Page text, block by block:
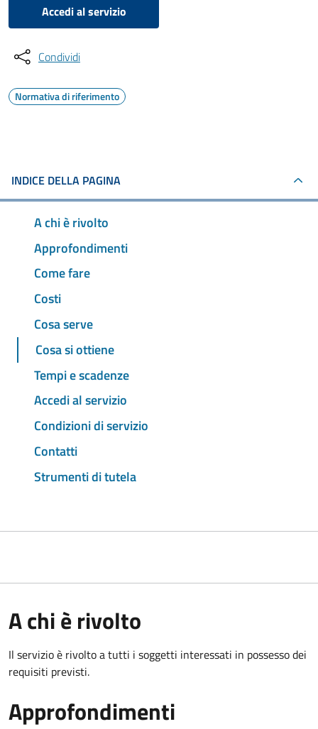
Accedi al servizio
Condividi
Normativa di riferimento
INDICE DELLA PAGINA
A chi è rivolto
Approfondimenti
Come fare
Costi
Cosa serve
Cosa si ottiene
Tempi e scadenze
Accedi al servizio
Condizioni di servizio
Contatti
Strumenti di tutela
A chi è rivolto
Il servizio è rivolto a tutti i soggetti interessati in possesso dei
requisiti previsti.
Approfondimenti